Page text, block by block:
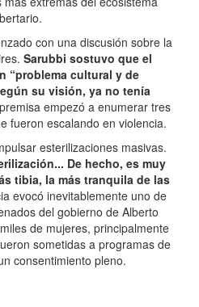
con una discusión sobre la
Sarubbi sostuvo que el
“problema cultural y de
su visión, ya no tenía
empezó a enumerar tres
fueron escalando en violencia.
esterilizaciones masivas.
De hecho, es muy
tibia, la más tranquila de las
evocó inevitablemente uno de
del gobierno de Alberto
de mujeres, principalmente
sometidas a programas de
consentimiento pleno.